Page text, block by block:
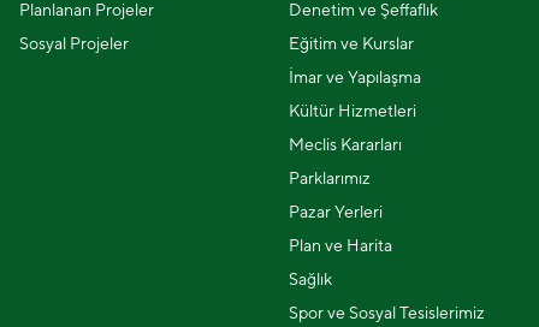
Planlanan Projeler
Sosyal Projeler
Denetim ve Şeffaflık
Eğitim ve Kurslar
İmar ve Yapılaşma
Kültür Hizmetleri
Meclis Kararları
Parklarımız
Pazar Yerleri
Plan ve Harita
Sağlık
Spor ve Sosyal Tesislerimiz